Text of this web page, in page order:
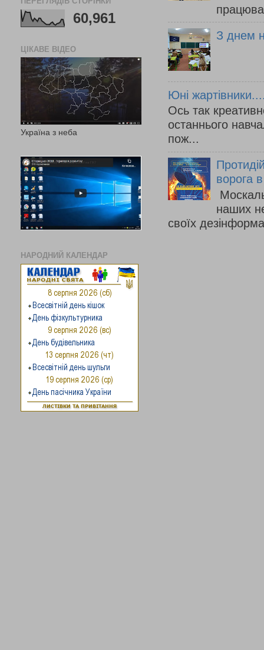
З днем
Юні
Ось так
останнього
пож...
ворога
наших
своїх
60,961
ЦІКАВЕ ВІДЕО
Україна з неба
НАРОДНИЙ КАЛЕНДАР